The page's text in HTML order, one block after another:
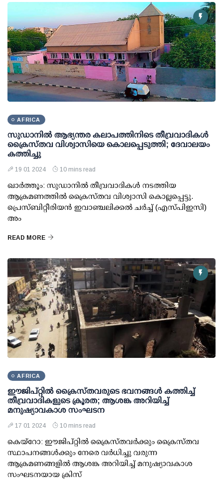
AFRICA
സുഡാനില്‍ ആഭ്യന്തര കലാപത്തിനിടെ തീവ്രവാദികള്‍
ക്രൈസ്തവ വിശ്വാസിയെ കൊലപ്പെടുത്തി; ദേവാലയം
കത്തിച്ചു
19 01 2024 10 mins read
ഖാര്‍ത്തൂം: സുഡാനില്‍ തീവ്രവാദികള്‍ നടത്തിയ
ആക്രമണത്തില്‍ ക്രൈസ്തവ വിശ്വാസി കൊല്ലപ്പെട്ടു.
പ്രെസ്ബിറ്റീരിയന്‍ ഇവാഞ്ചലിക്കല്‍ ചര്‍ച്ച് (എസ്പിഇസി)
അം
READ MORE
AFRICA
ഈജിപ്റ്റില്‍ ക്രൈസ്തവരുടെ ഭവനങ്ങള്‍ കത്തിച്ച്
തീവ്രവാദികളുടെ ക്രൂരത; ആശങ്ക അറിയിച്ച്
മനുഷ്യാവകാശ സംഘടന
17 01 2024 10 mins read
കെയ്‌റോ: ഈജിപ്റ്റില്‍ ക്രൈസ്തവര്‍ക്കും ക്രൈസ്തവ
സ്ഥാപനങ്ങള്‍ക്കും നേരെ വര്‍ധിച്ചു വരുന്ന
ആക്രമണങ്ങളില്‍ ആശങ്ക അറിയിച്ച് മനുഷ്യാവകാശ
സംഘടനയായ ക്രിസ്